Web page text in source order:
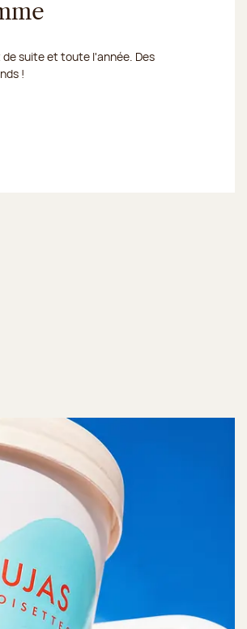
suite et toute l'année. Des
!